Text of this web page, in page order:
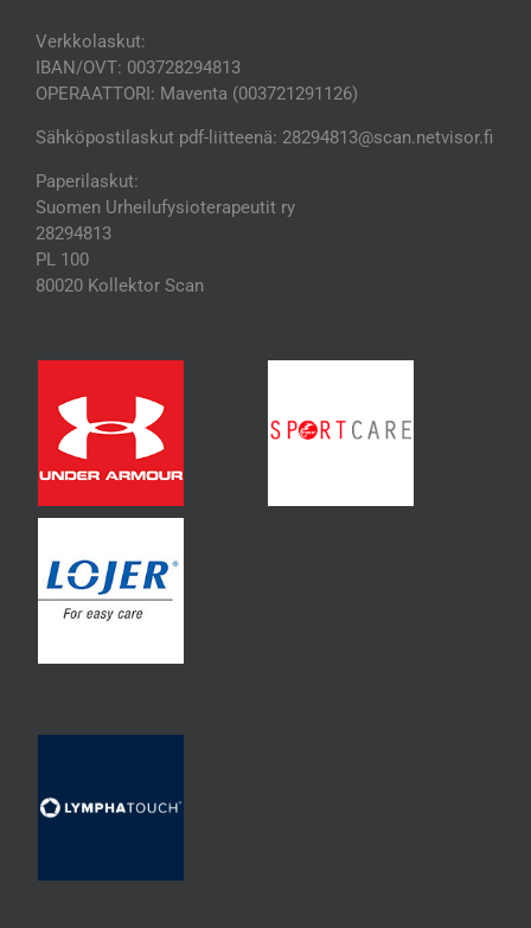
Verkkolaskut:
IBAN/OVT: 003728294813
OPERAATTORI: Maventa (003721291126)
Sähköpostilaskut pdf-liitteenä: 28294813@scan.netvisor.fi
Paperilaskut:
Suomen Urheilufysioterapeutit ry
28294813
PL 100
80020 Kollektor Scan